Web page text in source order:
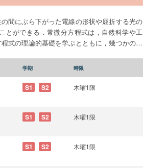
間にぶら下がった電線の形状や屈折する光の
とができる．常微分方程式は，自然科学や工
式の理論的基礎を学ぶとともに，幾つかの重
講義はこれらの知識の総合的応用篇であると
学期 時限
S1 S2 木曜1限
S1 S2 木曜1限
S1 S2 木曜1限